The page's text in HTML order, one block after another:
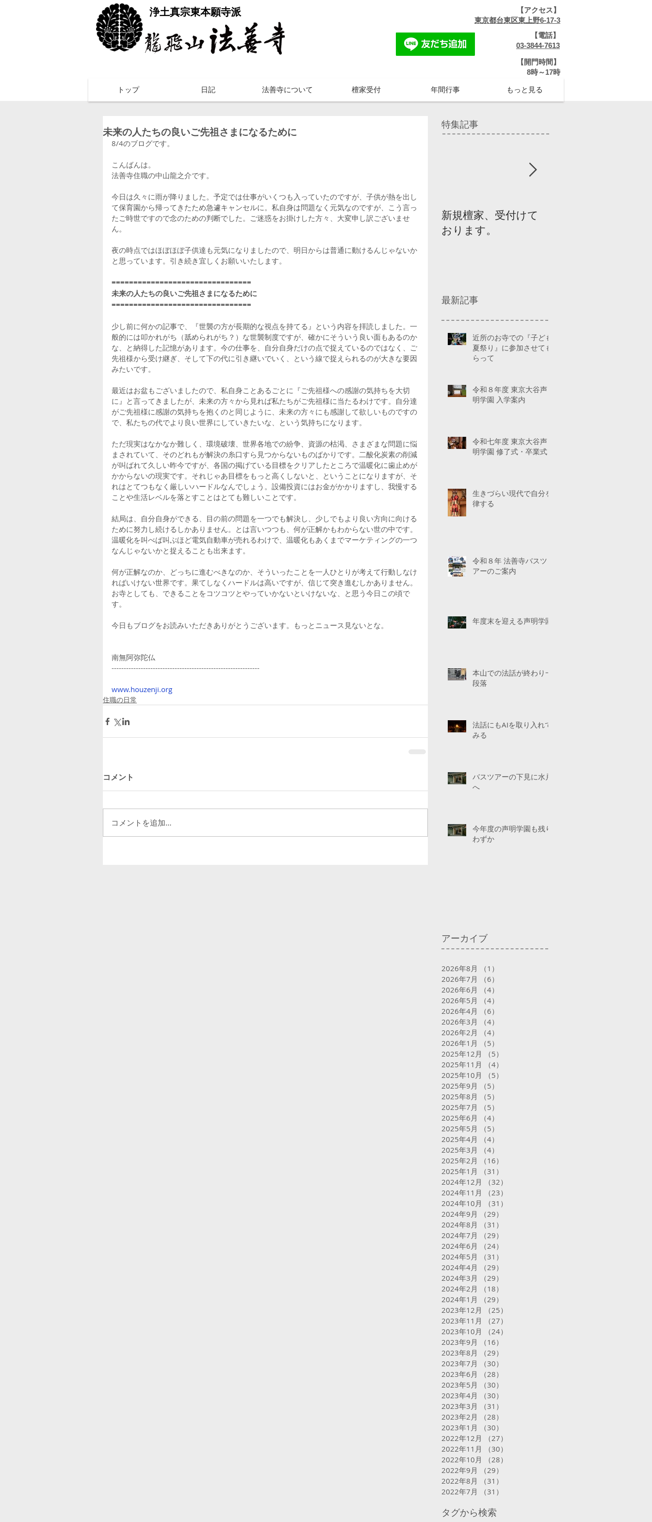
​浄土真宗東本願寺派
【アクセス】
東京都台東区東上野6-17-3
【電話】
03-3844-7613
【開門時間】
​8時～17時
トップ 日記 法善寺について 檀家受付 年間行事 もっと見る
未来の人たちの良いご先祖さまになるために
8/4のブログです。
こんばんは。
法善寺住職の中山龍之介です。
今日は久々に雨が降りました。予定では仕事がいくつも入っていたのですが、子供が熱を出し
て保育園から帰ってきたため急遽キャンセルに。私自身は問題なく元気なのですが、こう言っ
たご時世ですので念のための判断でした。ご迷惑をお掛けした方々、大変申し訳ございませ
ん。
夜の時点ではほぼほぼ子供達も元気になりましたので、明日からは普通に動けるんじゃないか
と思っています。引き続き宜しくお願いいたします。
================================
未来の人たちの良いご先祖さまになるために
================================
少し前に何かの記事で、『世襲の方が長期的な視点を持てる』という内容を拝読しました。一
般的には叩かれがち（舐められがち？）な世襲制度ですが、確かにそういう良い面もあるのか
な、と納得した記憶があります。今の仕事を、自分自身だけの点で捉えているのではなく、ご
先祖様から受け継ぎ、そして下の代に引き継いでいく、という線で捉えられるのが大きな要因
みたいです。
最近はお盆もございましたので、私自身ことあるごとに『ご先祖様への感謝の気持ちを大切
に』と言ってきましたが、未来の方々から見れば私たちがご先祖様に当たるわけです。自分達
がご先祖様に感謝の気持ちを抱くのと同じように、未来の方々にも感謝して欲しいものですの
で、私たちの代でより良い世界にしていきたいな、という気持ちになります。
ただ現実はなかなか難しく、環境破壊、世界各地での紛争、資源の枯渇、さまざまな問題に悩
まされていて、そのどれもが解決の糸口すら見つからないものばかりです。二酸化炭素の削減
が叫ばれて久しい昨今ですが、各国の掲げている目標をクリアしたところで温暖化に歯止めが
かからないの現実です。それじゃあ目標をもっと高くしないと、ということになりますが、そ
れはとてつもなく厳しいハードルなんでしょう。設備投資にはお金がかかりますし、我慢する
ことや生活レベルを落とすことはとても難しいことです。
結局は、自分自身ができる、目の前の問題を一つでも解決し、少しでもより良い方向に向ける
ために努力し続けるしかありません。とは言いつつも、何が正解かもわからない世の中です。
温暖化を叫べば叫ぶほど電気自動車が売れるわけで、温暖化もあくまでマーケティングの一つ
なんじゃないかと捉えることも出来ます。
何が正解なのか、どっちに進むべきなのか、そういったことを一人ひとりが考えて行動しなけ
ればいけない世界です。果てしなくハードルは高いですが、信じて突き進むしかありません。
お寺としても、できることをコツコツとやっていかないといけないな、と思う今日この頃で
す。
今日もブログをお読みいただきありがとうございます。もっとニュース見ないとな。
南無阿弥陀仏
-------------------------------------------------------------
www.houzenji.org
住職の日常
コメント
コメントを追加…
特集記事
新規檀家、受付けて
おります。
最新記事
近所のお寺での『子ども
夏祭り』に参加させても
らって
令和８年度 東京大谷声
明学園 入学案内
令和七年度 東京大谷声
明学園 修了式・卒業式
生きづらい現代で自分を
律する
令和８年 法善寺バスツ
アーのご案内
年度末を迎える声明学園
本山での法話が終わり一
段落
法話にもAIを取り入れて
みる
バスツアーの下見に水戸
へ
今年度の声明学園も残り
わずか
アーカイブ
2026年8月 （1）
2026年7月
（6）
2026年6月
（4）
2026年5月
（4）
2026年4月
（6）
2026年3月
（4）
2026年2月
（4）
2026年1月
（5）
2025年12月
（5）
2025年11月
（4）
2025年10月
（5）
2025年9月
（5）
2025年8月
（5）
2025年7月
（5）
2025年6月
（4）
2025年5月
（5）
2025年4月
（4）
2025年3月
（4）
2025年2月
（16）
2025年1月
（31）
2024年12月
（32）
2024年11月
（23）
2024年10月
（31）
2024年9月
（29）
2024年8月
（31）
2024年7月
（29）
2024年6月
（24）
2024年5月
（31）
2024年4月
（29）
2024年3月
（29）
2024年2月
（18）
2024年1月
（29）
2023年12月
（25）
2023年11月
（27）
2023年10月
（24）
2023年9月
（16）
2023年8月
（29）
2023年7月
（30）
2023年6月
（28）
2023年5月
（30）
2023年4月
（30）
2023年3月
（31）
2023年2月
（28）
2023年1月
（30）
2022年12月
（27）
2022年11月
（30）
2022年10月
（28）
2022年9月
（29）
2022年8月
（31）
2022年7月
（31）
タグから検索